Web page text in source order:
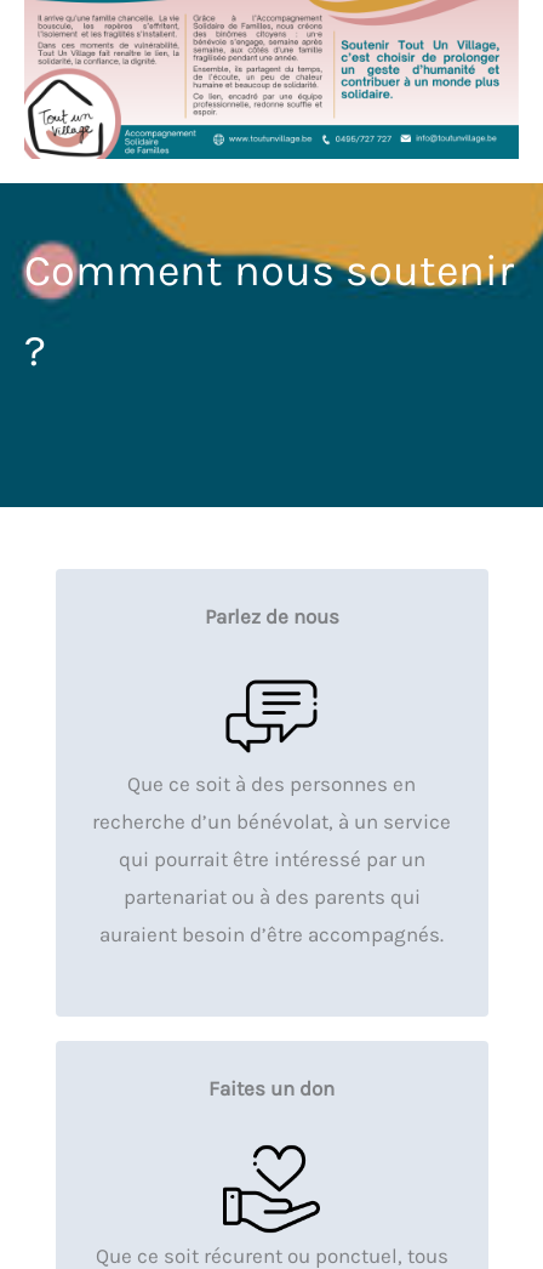
Comment nous soutenir
?
Parlez de nous
Que ce soit à des personnes en
recherche d’un bénévolat, à un service
qui pourrait être intéressé par un
partenariat ou à des parents qui
auraient besoin d’être accompagnés.
Faites un don
Que ce soit récurent ou ponctuel, tous